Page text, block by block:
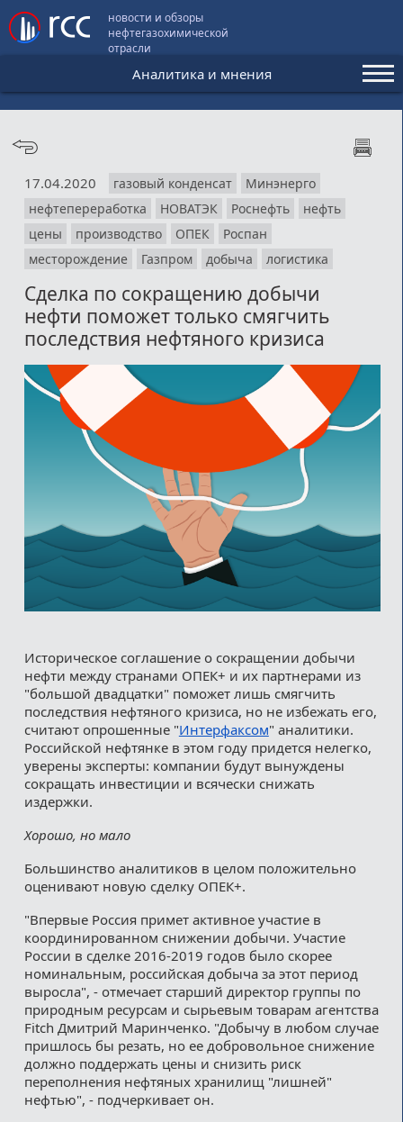
новости и обзоры
нефтегазохимической
отрасли
Аналитика и мнения
Аналитика и мнения
Видео
Пользовательское соглашение
Медиакит
Контакты
17.04.2020 газовый конденсат
Минэнерго
нефтепереработка
НОВАТЭК Роснефть
нефть
цены
производство ОПЕК
Роспан
месторождение
Газпром добыча логистика
Сделка по сокращению добычи
нефти поможет только смягчить
последствия нефтяного кризиса
Историческое соглашение о сокращении добычи
нефти между странами ОПЕК+ и их партнерами из
"большой двадцатки" поможет лишь смягчить
последствия нефтяного кризиса, но не избежать его,
считают опрошенные "Интерфаксом" аналитики.
Российской нефтянке в этом году придется нелегко,
уверены эксперты: компании будут вынуждены
сокращать инвестиции и всячески снижать
издержки.
Хорошо, но мало
Большинство аналитиков в целом положительно
оценивают новую сделку ОПЕК+.
"Впервые Россия примет активное участие в
координированном снижении добычи. Участие
России в сделке 2016-2019 годов было скорее
номинальным, российская добыча за этот период
выросла", - отмечает старший директор группы по
природным ресурсам и сырьевым товарам агентства
Fitch Дмитрий Маринченко. "Добычу в любом случае
пришлось бы резать, но ее добровольное снижение
должно поддержать цены и снизить риск
переполнения нефтяных хранилищ "лишней"
нефтью", - подчеркивает он.